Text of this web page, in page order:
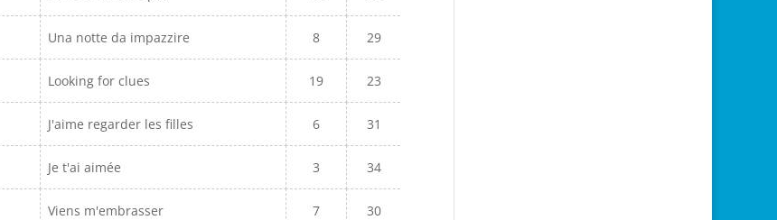
Una notte da impazzire 8 29
Looking for clues 19 23
J'aime regarder les filles 6 31
Je t'ai aimée 3 34
Viens m'embrasser 7 30